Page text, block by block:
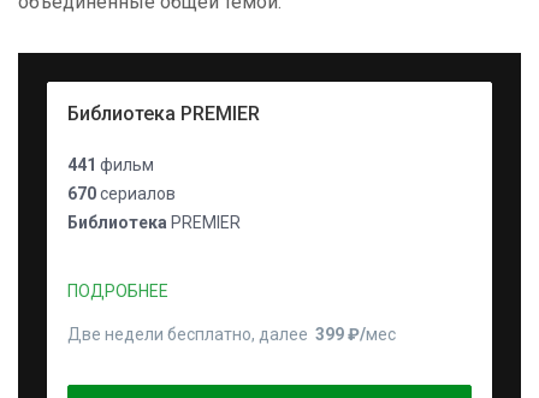
Библиотека PREMIER
441 фильм
670сериалов
Библиотека PREMIER
ПОДРОБНЕЕ
Две недели бесплатно, далее 399 ₽⁠/⁠мес